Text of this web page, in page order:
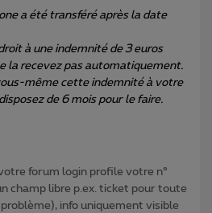
a été transféré après la date
à une indemnité de 3 euros
la recevez pas automatiquement.
même cette indemnité à votre
de 6 mois pour le faire.
forum login profile votre n°
champ libre p.ex. ticket pour toute
info uniquement visible